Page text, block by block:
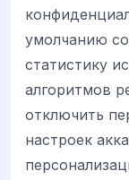
умолчанию
статистику
алгоритмов
отключить
настроек